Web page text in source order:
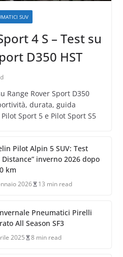
SUV
4 S – Test su
D350 HST
Range Rover Sport D350
durata, guida
Sport 5 e Pilot Sport S5
Pilot Alpin 5 SUV: Test
Distance” inverno 2026 dopo
km
2026 13 min read
Pneumatici Pirelli
All Season SF3
2025 8 min read